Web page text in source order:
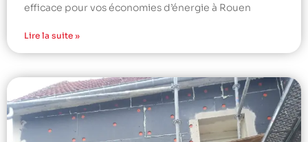
efficace pour vos économies d’énergie à Rouen
Lire la suite »